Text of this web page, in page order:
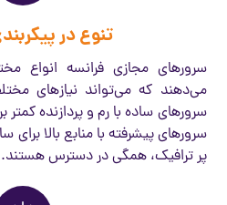
تنوع در
سرورهای مجازی فرانسه انواع
می‌دهند که می‌تواند نیازهای
سرورهای ساده با رم و پردازنده
سرورهای پیشرفته با منابع بالا
پر ترافیک، همگی در دسترس هستند.